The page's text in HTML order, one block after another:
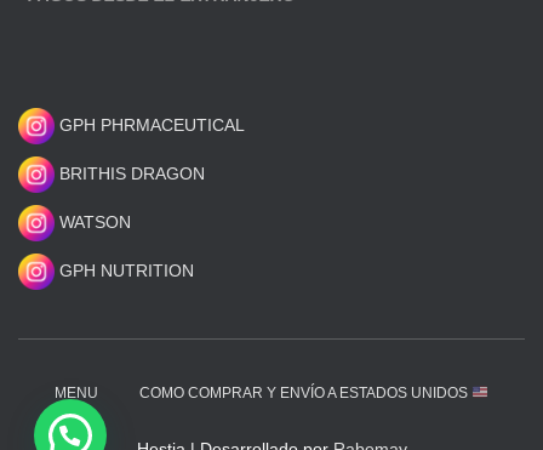
GPH PHRMACEUTICAL
BRITHIS DRAGON
WATSON
GPH NUTRITION
MENU COMO COMPRAR Y ENVÍO A ESTADOS UNIDOS